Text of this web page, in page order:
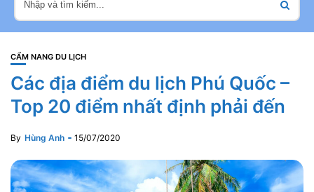
CẨM NANG DU LỊCH
Các địa điểm du lịch Phú Quốc –
Top 20 điểm nhất định phải đến
By Hùng Anh 15/07/2020